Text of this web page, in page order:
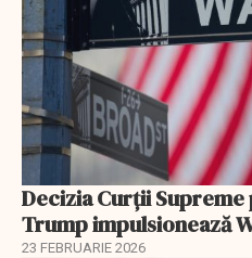
Decizia Curții
Trump impulsionează
23 FEBRUARIE 2026